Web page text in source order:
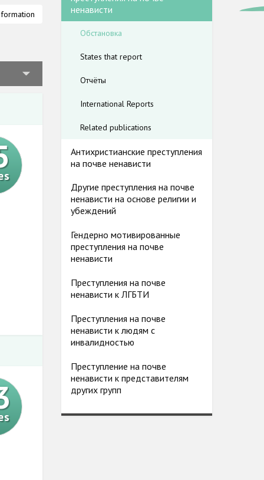
ненависти
Обстановка
States that report
Отчёты
International Reports
Related publications
Антихристианские преступления
на почве ненависти
Другие преступления на почве
ненависти на основе религии и
убеждений
Гендерно мотивированные
преступления на почве
ненависти
Преступления на почве
ненависти к ЛГБТИ
Преступления на почве
ненависти к людям с
инвалидностью
Преступление на почве
ненависти к представителям
других групп